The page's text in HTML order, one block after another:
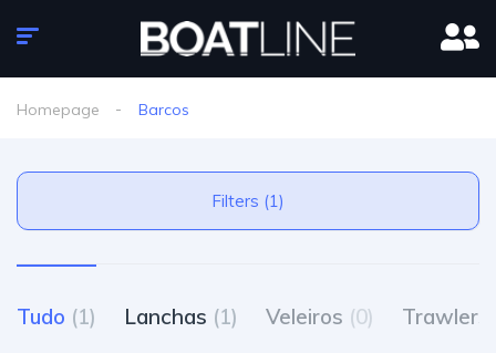
Homepage Barcos
Filters (1)
Tudo (1) Lanchas (1) Veleiros (0) Trawlers